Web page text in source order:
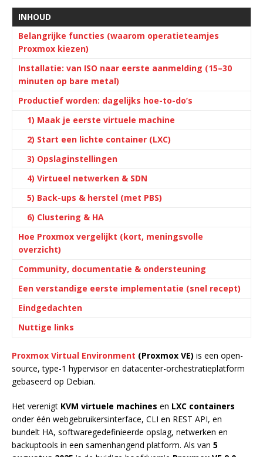
INHOUD
Belangrijke functies (waarom operatieteamjes
Proxmox kiezen)
Installatie: van ISO naar eerste aanmelding (15–30
minuten op bare metal)
Productief worden: dagelijks hoe-to-do’s
1) Maak je eerste virtuele machine
2) Start een lichte container (LXC)
3) Opslaginstellingen
4) Virtueel netwerken & SDN
5) Back-ups & herstel (met PBS)
6) Clustering & HA
Hoe Proxmox vergelijkt (kort, meningsvolle
overzicht)
Community, documentatie & ondersteuning
Een verstandige eerste implementatie (snel recept)
Eindgedachten
Nuttige links
Proxmox Virtual Environment (Proxmox VE) is een open-
source, type-1 hypervisor en datacenter-orchestratieplatform
gebaseerd op Debian.
Het verenigt KVM virtuele machines en LXC containers
onder één webgebruikersinterface, CLI en REST API, en
bundelt HA, softwaregedefinieerde opslag, netwerken en
backuptools in een samenhangend platform. Als van 5